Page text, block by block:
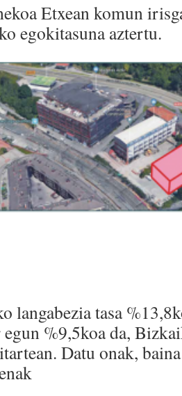
Etxean komun
egokitasuna aztertu.
langabezia tasa
%9,5koa da,
Datu onak,